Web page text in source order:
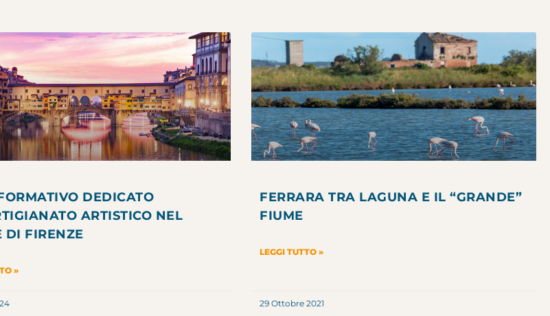
DEDICATO
ARTISTICO NEL
DI FIRENZE
»
FERRARA TRA LAGUNA E IL “GRANDE”
FIUME
LEGGI TUTTO »
29 Ottobre 2021